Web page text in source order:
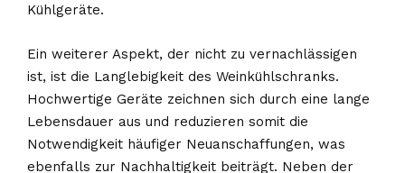
Kühlgeräte.
Ein weiterer Aspekt, der nicht zu vernachlässigen
ist, ist die Langlebigkeit des Weinkühlschranks.
Hochwertige Geräte zeichnen sich durch eine lange
Lebensdauer aus und reduzieren somit die
Notwendigkeit häufiger Neuanschaffungen, was
ebenfalls zur Nachhaltigkeit beiträgt. Neben der